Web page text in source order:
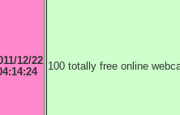
12/22 100 totally free online